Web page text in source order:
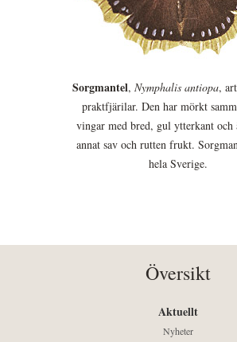
Sorgmantel, Nymphalis antiopa,
praktfjärilar. Den har mörkt
vingar med bred, gul ytterkant och
annat sav och rutten frukt.
hela Sverige.
Översikt
Aktuellt
Nyheter